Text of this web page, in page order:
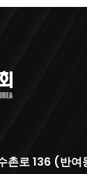
촌로 136 (반